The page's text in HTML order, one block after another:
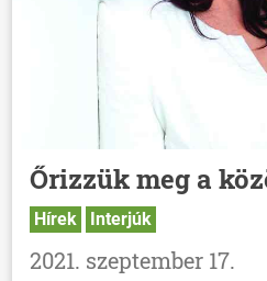
Őrizzük meg a
Hírek Interjúk
2021. szeptember 17.